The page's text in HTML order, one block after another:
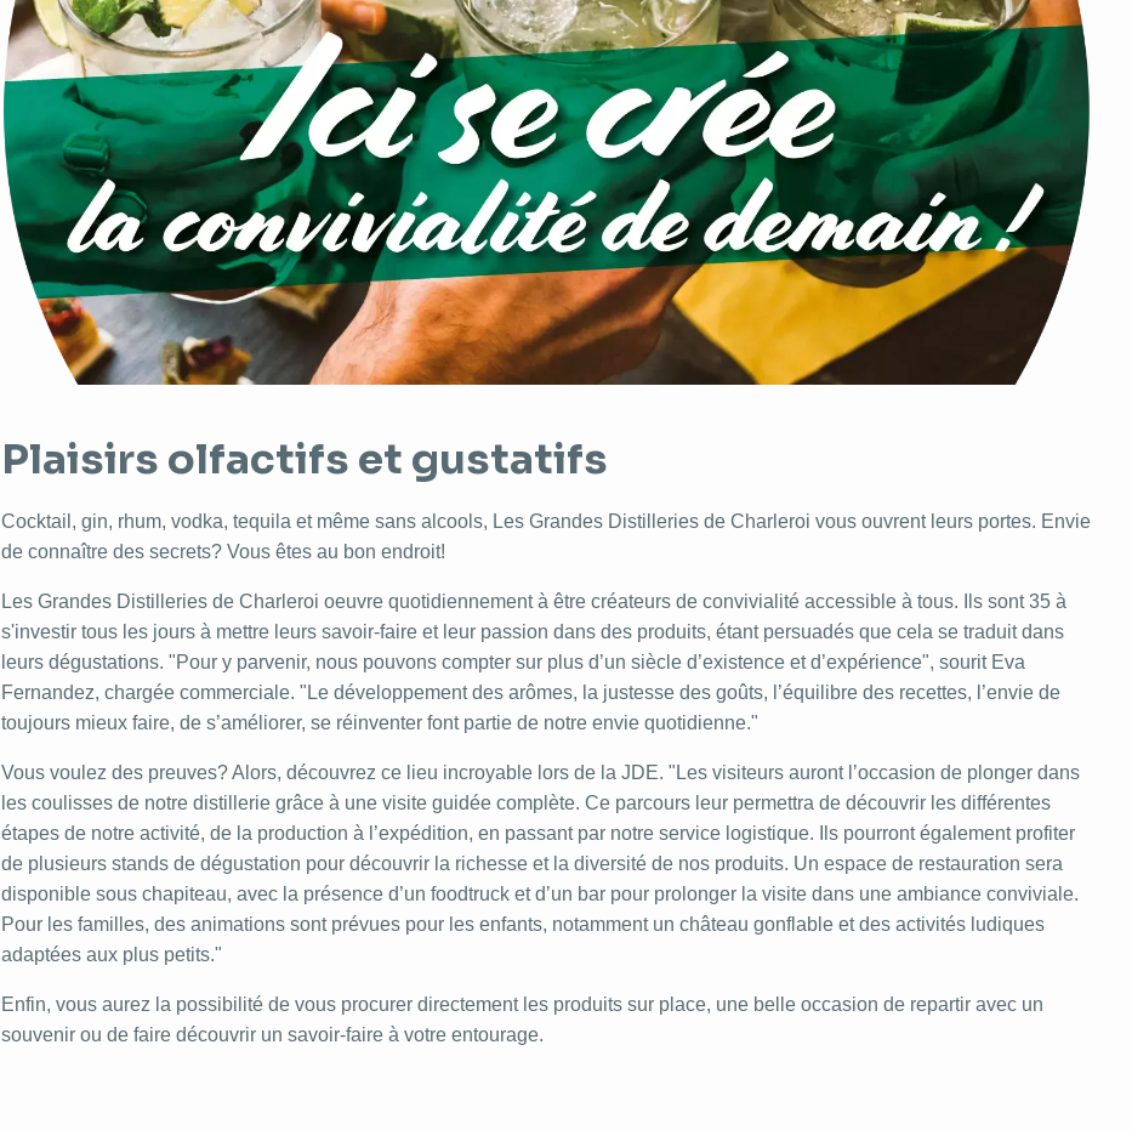
Plaisirs olfactifs et gustatifs
Cocktail, gin, rhum, vodka, tequila et même sans alcools, Les Grandes Distilleries de Charleroi vous ouvrent leurs portes. Envie
de connaître des secrets? Vous êtes au bon endroit!
Les Grandes Distilleries de Charleroi oeuvre quotidiennement à être créateurs de convivialité accessible à tous. Ils sont 35 à
s'investir tous les jours à mettre leurs savoir-faire et leur passion dans des produits, étant persuadés que cela se traduit dans
leurs dégustations. "Pour y parvenir, nous pouvons compter sur plus d’un siècle d’existence et d’expérience", sourit Eva
Fernandez, chargée commerciale. "Le développement des arômes, la justesse des goûts, l’équilibre des recettes, l’envie de
toujours mieux faire, de s’améliorer, se réinventer font partie de notre envie quotidienne."
Vous voulez des preuves? Alors, découvrez ce lieu incroyable lors de la JDE. "Les visiteurs auront l’occasion de plonger dans
les coulisses de notre distillerie grâce à une visite guidée complète. Ce parcours leur permettra de découvrir les différentes
étapes de notre activité, de la production à l’expédition, en passant par notre service logistique. Ils pourront également profiter
de plusieurs stands de dégustation pour découvrir la richesse et la diversité de nos produits. Un espace de restauration sera
disponible sous chapiteau, avec la présence d’un foodtruck et d’un bar pour prolonger la visite dans une ambiance conviviale.
Pour les familles, des animations sont prévues pour les enfants, notamment un château gonflable et des activités ludiques
adaptées aux plus petits."
Enfin, vous aurez la possibilité de vous procurer directement les produits sur place, une belle occasion de repartir avec un
souvenir ou de faire découvrir un savoir-faire à votre entourage.